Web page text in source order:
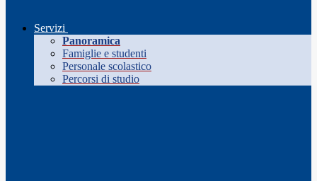
Servizi
Panoramica
Famiglie e studenti
Personale scolastico
Percorsi di studio